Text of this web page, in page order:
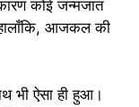
कोई जन्मजात
हालाँकि, आजकल की
भी ऐसा ही हुआ।